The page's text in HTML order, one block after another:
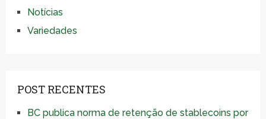
Notícias
Variedades
POST RECENTES
BC publica norma de retenção de stablecoins por